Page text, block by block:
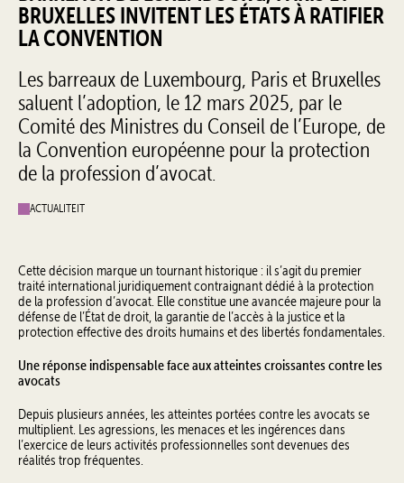
BRUXELLES INVITENT LES ÉTATS À RATIFIER
LA CONVENTION
Les barreaux de Luxembourg, Paris et Bruxelles
saluent l’adoption, le 12 mars 2025, par le
Comité des Ministres du Conseil de l’Europe, de
la Convention européenne pour la protection
de la profession d’avocat.
ACTUALITEIT
Cette décision marque un tournant historique : il s’agit du premier
traité international juridiquement contraignant dédié à la protection
de la profession d’avocat. Elle constitue une avancée majeure pour la
défense de l’État de droit, la garantie de l’accès à la justice et la
protection effective des droits humains et des libertés fondamentales.
Une réponse indispensable face aux atteintes croissantes contre les
avocats
Depuis plusieurs années, les atteintes portées contre les avocats se
multiplient. Les agressions, les menaces et les ingérences dans
l’exercice de leurs activités professionnelles sont devenues des
réalités trop fréquentes.